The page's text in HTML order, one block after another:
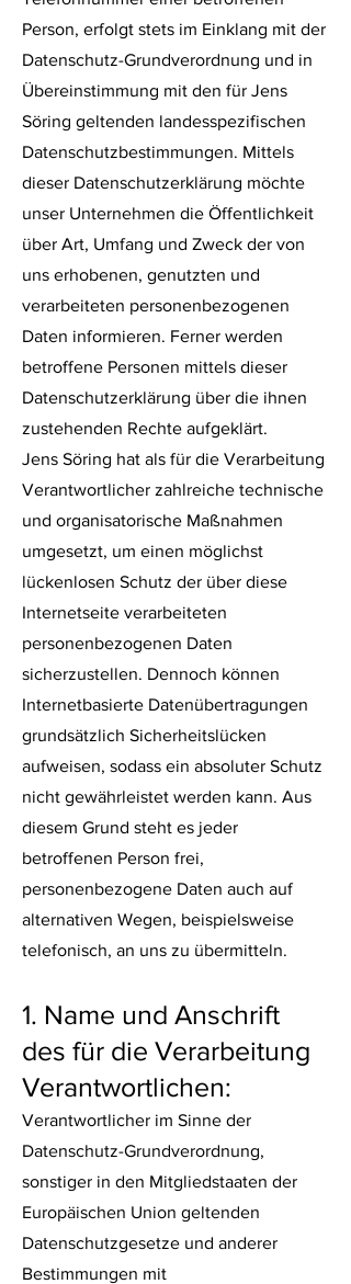
Person, erfolgt stets im Einklang mit der
Datenschutz-Grundverordnung und in
Übereinstimmung mit den für Jens
Söring geltenden landesspezifischen
Datenschutzbestimmungen. Mittels
dieser Datenschutzerklärung möchte
unser Unternehmen die Öffentlichkeit
über Art, Umfang und Zweck der von
uns erhobenen, genutzten und
verarbeiteten personenbezogenen
Daten informieren. Ferner werden
betroffene Personen mittels dieser
Datenschutzerklärung über die ihnen
zustehenden Rechte aufgeklärt.
Jens Söring hat als für die Verarbeitung
Verantwortlicher zahlreiche technische
und organisatorische Maßnahmen
umgesetzt, um einen möglichst
lückenlosen Schutz der über diese
Internetseite verarbeiteten
personenbezogenen Daten
sicherzustellen. Dennoch können
Internetbasierte Datenübertragungen
grundsätzlich Sicherheitslücken
aufweisen, sodass ein absoluter Schutz
nicht gewährleistet werden kann. Aus
diesem Grund steht es jeder
betroffenen Person frei,
personenbezogene Daten auch auf
alternativen Wegen, beispielsweise
telefonisch, an uns zu übermitteln.
1. Name und Anschrift
des für die Verarbeitung
Verantwortlichen:
Verantwortlicher im Sinne der
Datenschutz-Grundverordnung,
sonstiger in den Mitgliedstaaten der
Europäischen Union geltenden
Datenschutzgesetze und anderer
Bestimmungen mit